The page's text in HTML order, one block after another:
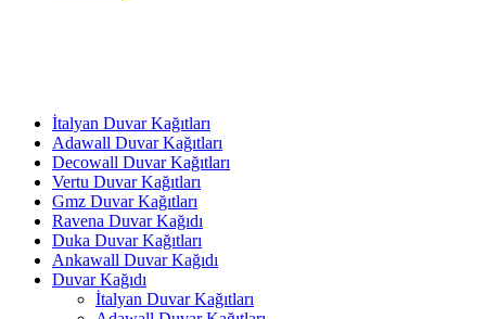
İtalyan Duvar Kağıtları
Adawall Duvar Kağıtları
Decowall Duvar Kağıtları
Vertu Duvar Kağıtları
Gmz Duvar Kağıtları
Ravena Duvar Kağıdı
Duka Duvar Kağıtları
Ankawall Duvar Kağıdı
Duvar Kağıdı
İtalyan Duvar Kağıtları